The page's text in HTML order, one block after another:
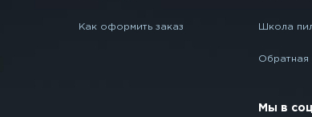
Как оформить заказ Школа
Обратная
Мы в